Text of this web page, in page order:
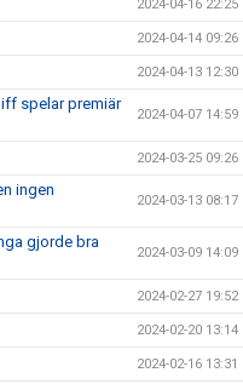
2024-04-16 22:25
2024-04-14 09:26
2024-04-13 12:30
spelar premiär
2024-04-07 14:59
2024-03-25 09:26
ingen
2024-03-13 08:17
gjorde bra
2024-03-09 14:09
2024-02-27 19:52
2024-02-20 13:14
2024-02-16 13:31